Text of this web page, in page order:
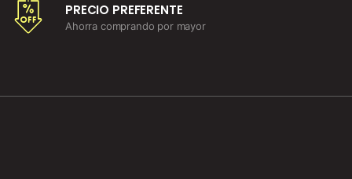
PRECIO PREFERENTE
Ahorra comprando por mayor